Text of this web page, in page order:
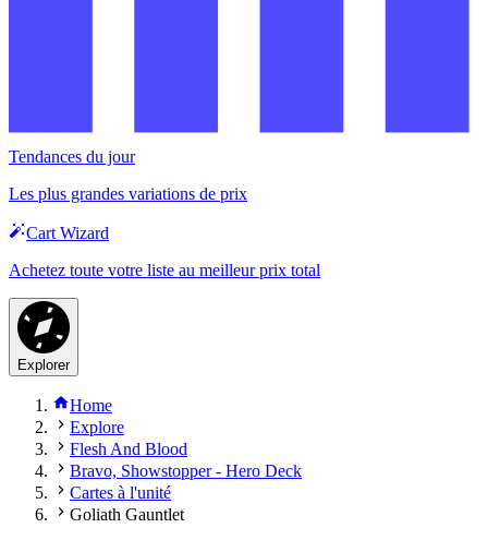
Tendances du jour
Les plus grandes variations de prix
Cart Wizard
Achetez toute votre liste au meilleur prix total
Explorer
Home
Explore
Flesh And Blood
Bravo, Showstopper - Hero Deck
Cartes à l'unité
Goliath Gauntlet